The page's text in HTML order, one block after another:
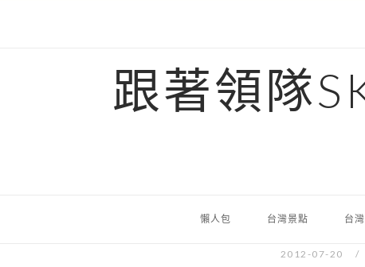
跟著領隊
懶人包 台灣景點 台
2012-07-20